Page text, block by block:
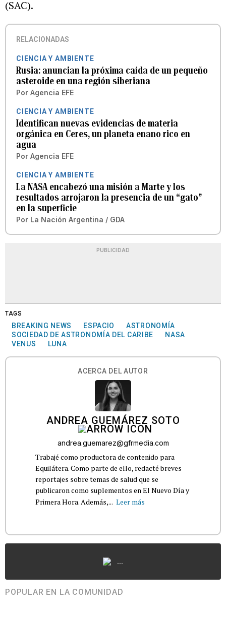
(SAC).
RELACIONADAS
CIENCIA Y AMBIENTE
Rusia: anuncian la próxima caída de un pequeño
asteroide en una región siberiana
Por Agencia EFE
CIENCIA Y AMBIENTE
Identifican nuevas evidencias de materia
orgánica en Ceres, un planeta enano rico en
agua
Por Agencia EFE
CIENCIA Y AMBIENTE
La NASA encabezó una misión a Marte y los
resultados arrojaron la presencia de un “gato”
en la superficie
Por La Nación Argentina / GDA
PUBLICIDAD
TAGS
BREAKING NEWS ESPACIO
ASTRONOMÍA
SOCIEDAD DE ASTRONOMÍA DEL CARIBE
NASA
VENUS
LUNA
ACERCA DEL AUTOR
ANDREA GUEMÁREZ SOTO
andrea.guemarez@gfrmedia.com
Trabajé como productora de contenido para
Equilátera. Como parte de ello, redacté breves
reportajes sobre temas de salud que se
publicaron como suplementos en El Nuevo Día y
Primera Hora. Además,... Leer más
...
POPULAR EN LA COMUNIDAD